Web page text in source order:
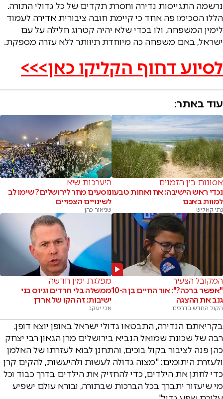
נרשמה התגייסות נדירה וחסרת תקדים של כל גדולי התורה.
הללו הסכימו פה אחד כי קיימת חובה ציבורית אדירה לעמוד
לימין המשפחה, ולו בכדי שלא יהיה קטרוג חלילה על עם
ישראל, באם משפחה כה מיוחדת תיוותר ללא עזרה מספקת.
לסיוע דחוף הקליקו כאן>>>
עוד באתר:
אסונות בין הזמנים
נכדי ראש הישיבה: אח ואחות טבעו
למוות באגם
נתי קאליש
היערכות שיא
נוסעים מחר לירושלים? שימו לב
לשינויים הצפויים
שניאור כהן
המקובל הצעיר
"אפשר ברכה?": אור החיים בן ה-10
גנב את ההצגה
הקול החדש בדרכים
מפלגת ימין חדשה
ממשלה בלי חרדים וגיוס בני
ישיבות: זה הקו של ארדן
אבי יעקב
בקריאתם הנדירה, התבטאו גדולי ישראל באופן יוצא דופן.
רבה של שכונת שמואל הנביא בירושלים מרן הגאון רבי יצחק
כהן פנה לציבור בקול בוכים, והתחנן לבוא לעזרתו של האלמן
ולעזרת היתומים: "מצוה גדולה לעשות ולהיעשות, להקים קרן
כדי לחתן את הילדים, כדי להחזיק את הילדים בדרך כבוד וכל
מי שיעזור יתברך בכל הברכות שבתורה, ובורא עולם ישפיע